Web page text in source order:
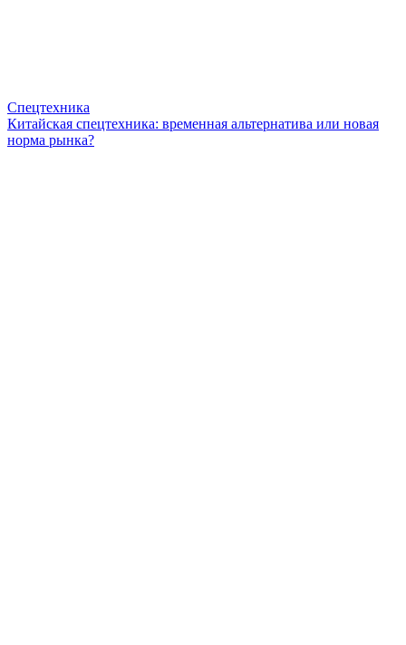
Спецтехника
Китайская спецтехника: временная альтернатива или новая
норма рынка?